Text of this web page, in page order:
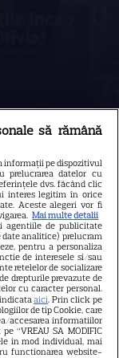
REVISTĂ
să rămână
informații pe dispozitivul
prelucrarea datelor cu
dvs. făcând clic
interes legitim în orice
Aceste alegeri vor fi
Mai multe detalii
agentiile de publicitate
analitice) prelucram
pentru a personaliza
de interesele si/sau
retelelor de socializare
drepturile prevazute de
cu caracter personal.
aici. Prin click pe
de tip Cookie, care
accesarea informatiilor
“VREAU SA MODIFIC
in mod individual, mai
functionarea website-